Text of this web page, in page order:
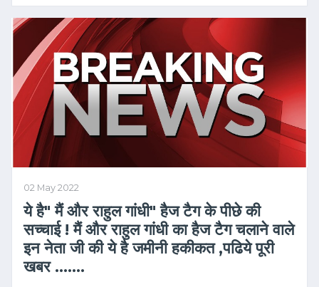
02 May 2022
ये है" मैं और राहुल गांधी" हैज टैग के पीछे की
सच्चाई ! मैं और राहुल गांधी का हैज टैग चलाने वाले
इन नेता जी की ये है जमीनी हकीकत ,पढिये पूरी
खबर …….